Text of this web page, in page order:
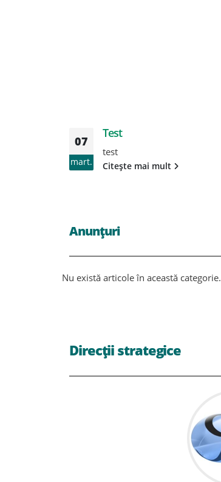
07
mart.
Test
test
Citește mai mult
Anunțuri
Nu există articole în această categorie.
Direcții strategice